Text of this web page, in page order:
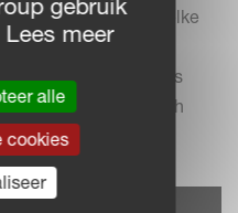
GO+ en PRO of elke
Het
met accessoires
Global en IsoMatch
gebruik
meer
alle
cookies